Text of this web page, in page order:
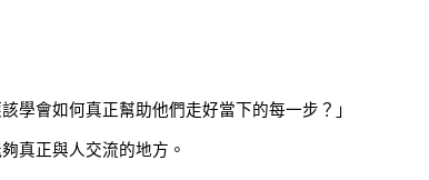
學會如何真正幫助他們走好當下的每一步？」
真正與人交流的地方。